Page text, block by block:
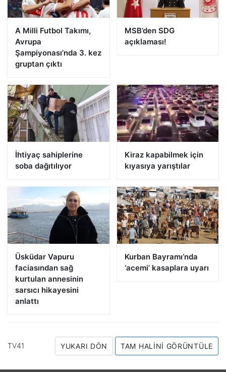
A Milli Futbol Takımı,
Avrupa
Şampiyonası’nda 3. kez
gruptan çıktı
MSB’den SDG
açıklaması!
İhtiyaç sahiplerine
soba dağıtılıyor
Kiraz kapabilmek için
kıyasıya yarıştılar
Üsküdar Vapuru
faciasından sağ
kurtulan annesinin
sarsıcı hikayesini
anlattı
Kurban Bayramı’nda
‘acemi’ kasaplara uyarı
TV41 YUKARI DÖN TAM HALINI GÖRÜNTÜLE